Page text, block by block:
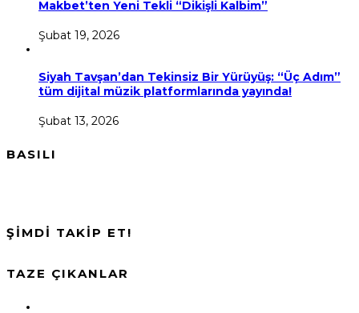
Makbet’ten Yeni Tekli “Dikişli Kalbim”
Şubat 19, 2026
Siyah Tavşan’dan Tekinsiz Bir Yürüyüş: “Üç Adım”
tüm dijital müzik platformlarında yayında!
Şubat 13, 2026
BASILI
ŞİMDİ TAKİP ET!
TAZE ÇIKANLAR